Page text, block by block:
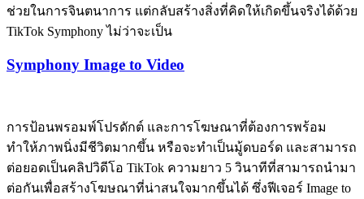
ช่วยในการจินตนาการ แต่กลับสร้างสิ่งที่คิดให้เกิดขึ้นจริงได้ด้วย
TikTok Symphony ไม่ว่าจะเป็น
Symphony Image to Video
การป้อนพรอมพ์โปรดักต์ และการโฆษณาที่ต้องการพร้อม
ทำให้ภาพนิ่งมีชีวิตมากขึ้น หรือจะทำเป็นมู้ดบอร์ด และสามารถ
ต่อยอดเป็นคลิปวิดีโอ TikTok ความยาว 5 วินาทีที่สามารถนำมา
ต่อกันเพื่อสร้างโฆษณาที่น่าสนใจมากขึ้นได้ ซึ่งฟีเจอร์ Image to